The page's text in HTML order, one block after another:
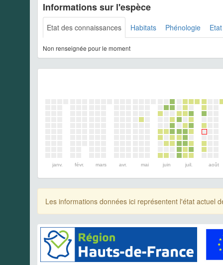
Informations sur l'espèce
Etat des connaissances Habitats Phénologie
Non renseignée pour le moment
janv. févr. mars avr. mai juin juil. août
Les informations données ici représentent l'état actuel